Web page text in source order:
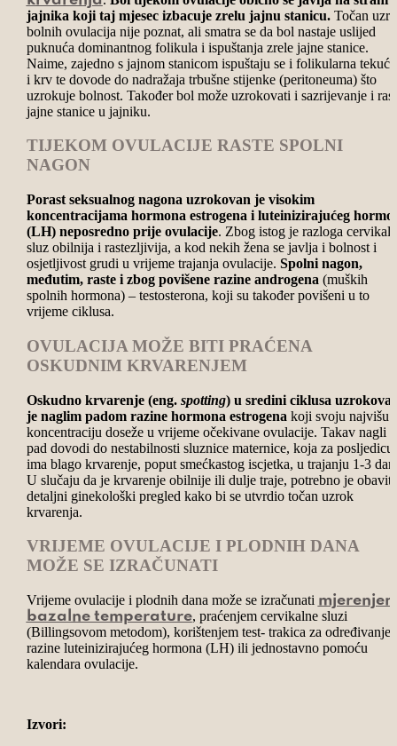
jajnika koji taj mjesec izbacuje zrelu jajnu stanicu. Točan
bolnih ovulacija nije poznat, ali smatra se da bol nastaje uslijed
puknuća dominantnog folikula i ispuštanja zrele jajne stanice.
Naime, zajedno s jajnom stanicom ispuštaju se i folikularna
i krv te dovode do nadražaja trbušne stijenke (peritoneuma) što
uzrokuje bolnost. Također bol može uzrokovati i sazrijevanje i rast
jajne stanice u jajniku.
TIJEKOM OVULACIJE RASTE SPOLNI
NAGON
Porast seksualnog nagona uzrokovan je visokim
koncentracijama hormona estrogena i luteinizirajućeg
(LH) neposredno prije ovulacije. Zbog istog je razloga
sluz obilnija i rastezljivija, a kod nekih žena se javlja i bolnost i
osjetljivost grudi u vrijeme trajanja ovulacije. Spolni nagon,
međutim, raste i zbog povišene razine androgena (muških
spolnih hormona) – testosterona, koji su također povišeni u to
vrijeme ciklusa.
OVULACIJA MOŽE BITI PRAĆENA
OSKUDNIM KRVARENJEM
Oskudno krvarenje (eng. spotting) u sredini ciklusa
je naglim padom razine hormona estrogena koji svoju najvišu
koncentraciju doseže u vrijeme očekivane ovulacije. Takav nagli
pad dovodi do nestabilnosti sluznice maternice, koja za posljedicu
ima blago krvarenje, poput smećkastog iscjetka, u trajanju 1-3
U slučaju da je krvarenje obilnije ili dulje traje, potrebno je obaviti
detaljni ginekološki pregled kako bi se utvrdio točan uzrok
krvarenja.
VRIJEME OVULACIJE I PLODNIH DANA
MOŽE SE IZRAČUNATI
Vrijeme ovulacije i plodnih dana može se izračunati
bazalne temperature, praćenjem cervikalne sluzi
(Billingsovom metodom), korištenjem test- trakica za određivanje
razine luteinizirajućeg hormona (LH) ili jednostavno pomoću
kalendara ovulacije.
Izvori: